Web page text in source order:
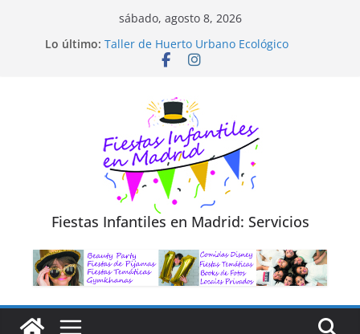
sábado, agosto 8, 2026
Lo último: Taller de Huerto Urbano Ecológico
TALLER FOTOGRAFÍA LA NATURALEZA
Trivial Virtual para niños
Fiestas Infantiles en Madrid: Servicios